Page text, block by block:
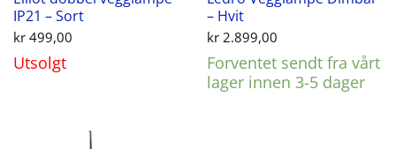
IP21 – Sort
kr499,00
Utsolgt
– Hvit
kr2.899,00
Forventet sendt fra vårt
lager innen 3-5 dager